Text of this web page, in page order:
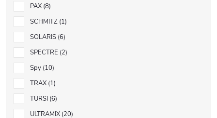
PAX 8
SCHMITZ 1
SOLARIS 6
SPECTRE 2
Spy 10
TRAX 1
TURSI 6
ULTRAMIX 20